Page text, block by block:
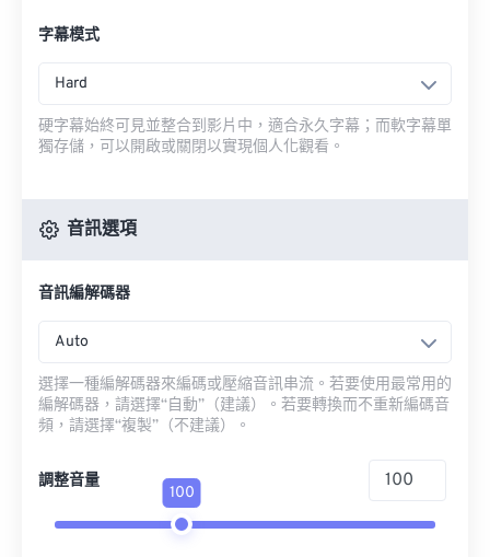
字幕模式
Hard
硬字幕始終可見並整合到影片中，適合永久字幕；而軟字幕單
獨存儲，可以開啟或關閉以實現個人化觀看。
音訊選項
音訊編解碼器
Auto
選擇一種編解碼器來編碼或壓縮音訊串流。若要使用最常用的
編解碼器，請選擇“自動”（建議）。若要轉換而不重新編碼音
頻，請選擇“複製”（不建議）。
調整音量
100